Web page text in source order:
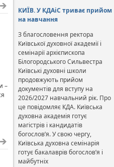
–
КИЇВ. У КДАіС триває прийом
на навчання
З благословення ректора
Київської духовної академії і
семінарії архієпископа
Білогородського Сильвестра
Київські духовні школи
продовжують прийом
документів для вступу на
2026/2027 навчальний рік. Про
це повідомляє КДА. Київська
духовна академія готує
магістрів і кандидатів
богослов’я. У свою чергу,
Київська духовна семінарія
готує бакалаврів богослов’я і
майбутніх